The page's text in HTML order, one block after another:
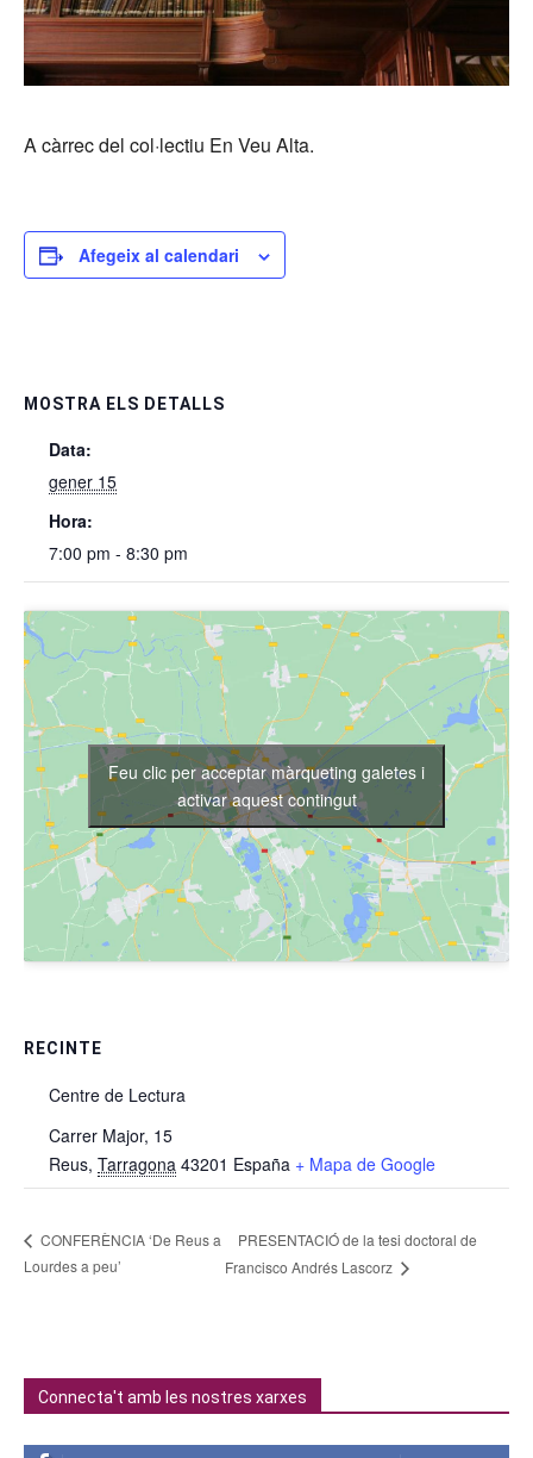
A càrrec del col·lectiu En Veu Alta.
Afegeix al calendari
MOSTRA ELS DETALLS
Data:
gener 15
Hora:
7:00 pm - 8:30 pm
RECINTE
Centre de Lectura
Carrer Major, 15
Reus, Tarragona 43201 España + Mapa de Google
Feu clic per acceptar màrqueting galetes i
activar aquest contingut
CONFERÈNCIA ‘De Reus a
Lourdes a peu’
PRESENTACIÓ de la tesi doctoral de
Francisco Andrés Lascorz
Connecta't amb les nostres xarxes